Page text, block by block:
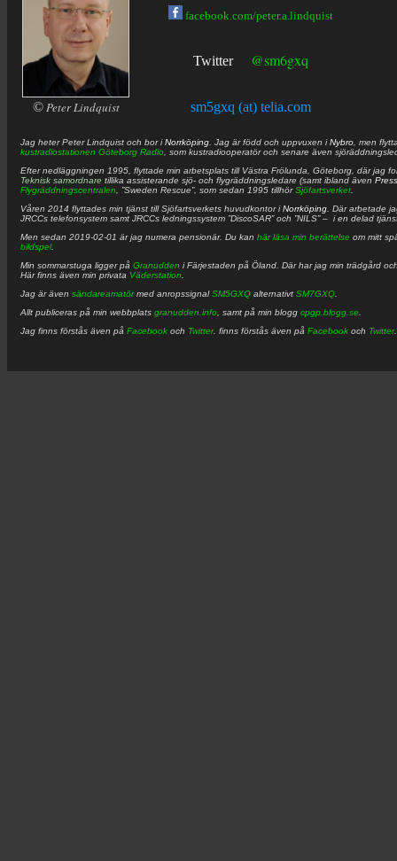
© Peter Lindquist
facebook.com/peter.a.lindquist
Twitter @sm6gxq
sm5gxq (at) telia.com
Jag heterPeter Lindquist och bor iNorrköping . Jag är född och uppvuxen iNybro , men
kustradiostationen Göteborg Radio , som kustradiooperatör och senare även
Efter nedläggningen 1995, flyttade min arbetsplats till Västra Frölunda, Göteborg, där jag
Teknisk samordnare tillika assisterande sjö- och flygräddningsledare (samt ibland även
Flygräddningscentralen , ”Sweden Rescue”, som sedan 1995 tillhörSjöfartsverket
Våren 2014 flyttades min tjänst till Sjöfartsverkets huvudkontor iNorrköping . Där arbetade
JRCCs telefonsystem samt JRCCs ledningssystem ”DiscoSAR” och ”NILS” – i en delad
Men sedan 2019-02-01 är jag numera pensionär. Du kan här läsa min berättelse om mitt
bildspel.
Min sommarstuga ligger på Granudden i Färjestaden på Öland. Där har jag min trädgård
Här finns även min privata Väderstation
Jag är även sändareamatörmed anropssignalSM5GXQ alternativt SM7GXQ
Allt publiceras på min webbplats granudden.info , samt på min blogg cpgp.blogg.se
Jag finns förstås även på Facebook och Twitter. finns förstås även på Facebook och Twitter.